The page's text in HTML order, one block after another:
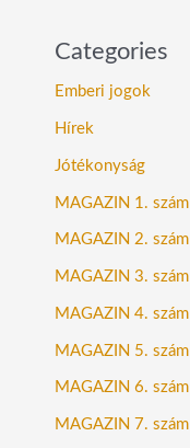
Categories
Emberi jogok
Hírek
Jótékonyság
MAGAZIN 1. szám
MAGAZIN 2. szám
MAGAZIN 3. szám
MAGAZIN 4. szám
MAGAZIN 5. szám
MAGAZIN 6. szám
MAGAZIN 7. szám